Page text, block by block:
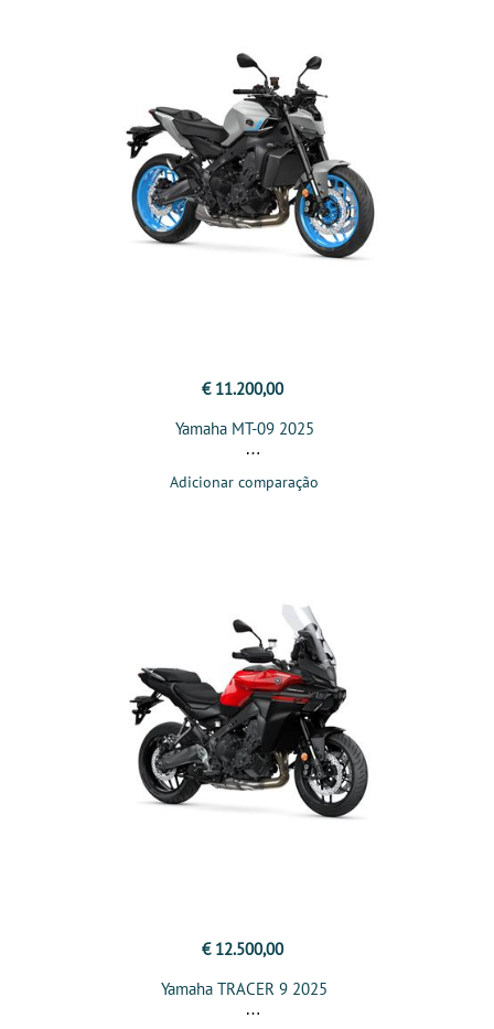
€ 11.200,00
Yamaha MT-09 2025
Adicionar comparação
€ 12.500,00
Yamaha TRACER 9 2025